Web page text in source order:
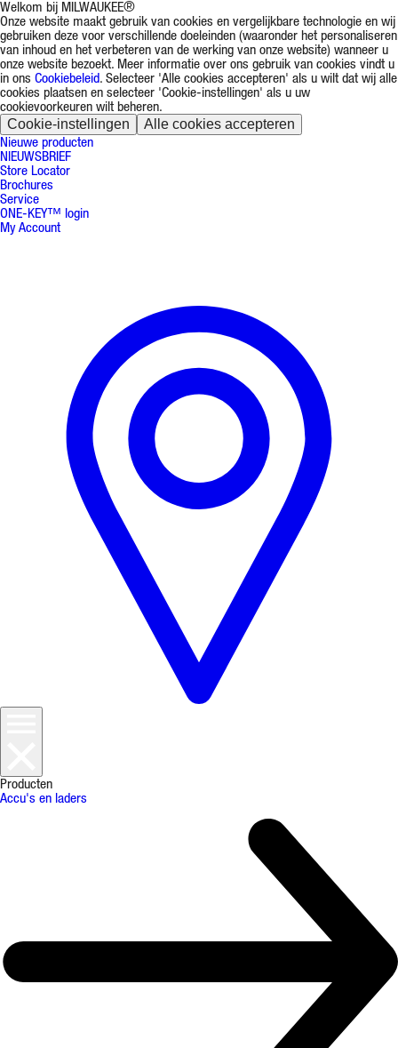
Welkom bij MILWAUKEE®
Onze website maakt gebruik van cookies en vergelijkbare technologie en wij
gebruiken deze voor verschillende doeleinden (waaronder het personaliseren
van inhoud en het verbeteren van de werking van onze website) wanneer u
onze website bezoekt. Meer informatie over ons gebruik van cookies vindt u
in ons Cookiebeleid. Selecteer 'Alle cookies accepteren' als u wilt dat wij alle
cookies plaatsen en selecteer 'Cookie-instellingen' als u uw
cookievoorkeuren wilt beheren.
Cookie-instellingen Alle cookies accepteren
Nieuwe producten
NIEUWSBRIEF
Store Locator
Brochures
Service
ONE-KEY™ login
My Account
Producten
Accu's en laders